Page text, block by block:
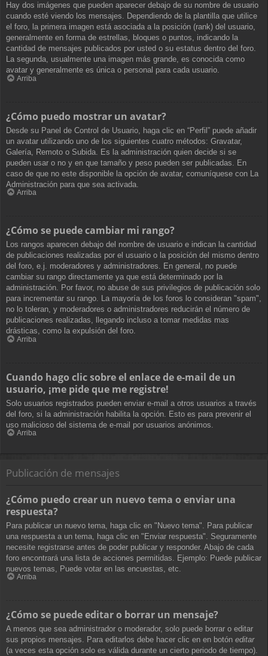
Hay dos imágenes que pueden aparecer debajo de su nombre de usuario
cuando esté viendo los mensajes. Dependiendo de la plantilla que utilice
el foro, la primera imagen está asociada a la posición (rank) del usuario,
generalmente en forma de estrellas, bloques o puntos, indicando la
cantidad de mensajes publicados por usted o su estatus dentro del foro.
La segunda, usualmente una imagen más grande, es conocida como
avatar y generalmente es única o personal para cada usuario.
Arriba
¿Cómo puedo mostrar un avatar?
Desde su Panel de Control de Usuario, haga clic en “Perfil” puede añadir
un avatar utilizando uno de los siguientes cuatro métodos: Gravatar,
Galería, Remoto o Subida. Es la administración quien decide si se
pueden usar o no y en que tamaño y peso pueden ser publicadas. En
caso de que no este disponible la opción de avatar, comuníquese con La
Administración para que sea activada.
Arriba
¿Cómo se puede cambiar mi rango?
Los rangos aparecen debajo del nombre de usuario e indican la cantidad
de publicaciones realizadas por el usuario o la posición del mismo dentro
del foro, e.j. moderadores y administradores. En general, no puede
cambiar su rango directamente ya que está determinado por la
administración. Por favor, no abuse de sus privilegios de publicación solo
para incrementar su rango. La mayoría de los foros lo consideran "spam",
no lo toleran, y moderadores o administradores reducirán el número de
publicaciones realizadas, llegando incluso a tomar medidas mas
drásticas, como la expulsión del foro.
Arriba
Cuando hago clic sobre el enlace de e-mail de un
usuario, ¡me pide que me registre!
Solo usuarios registrados pueden enviar e-mail a otros usuarios a través
del foro, si la administración habilita la opción. Esto es para prevenir el
uso malicioso del sistema de e-mail por usuarios anónimos.
Arriba
Publicación de mensajes
¿Cómo puedo crear un nuevo tema o enviar una
respuesta?
Para publicar un nuevo tema, haga clic en "Nuevo tema". Para publicar
una respuesta a un tema, haga clic en "Enviar respuesta". Seguramente
necesite registrarse antes de poder publicar y responder. Abajo de cada
foro encontrará una lista de acciones permitidas. Ejemplo: Puede publicar
nuevos temas, Puede votar en las encuestas, etc.
Arriba
¿Cómo se puede editar o borrar un mensaje?
A menos que sea administrador o moderador, solo puede borrar o editar
sus propios mensajes. Para editarlos debe hacer clic en en botón editar
(a veces esta opción solo es válida durante un cierto periodo de tiempo).